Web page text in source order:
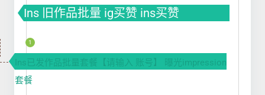
Ins 旧作品批量 ig买赞 ins买赞
1
Ins已发作品批量套餐【请输入 账号】 曝光impression
套餐